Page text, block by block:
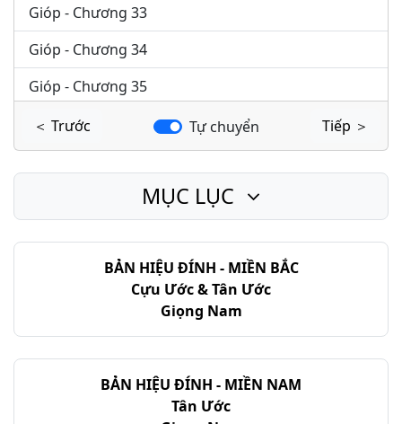
Gióp - Chương 33
Gióp - Chương 34
Gióp - Chương 35
Gióp - Chương 36
Gióp - Chương 38
Gióp - Chương 40
＜ Trước Tự chuyển Tiếp ＞
BẢN HIỆU ĐÍNH - MIỀN BẮC
Cựu Ước & Tân Ước
Giọng Nam
BẢN HIỆU ĐÍNH - MIỀN NAM
Tân Ước
MỤC LỤC